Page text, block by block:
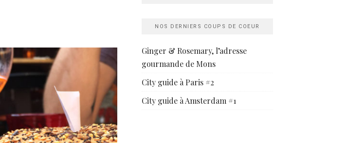
NOS DERNIERS COUPS DE COEUR
Ginger & Rosemary, l’adresse
gourmande de Mons
City guide à Paris #2
City guide à Amsterdam #1